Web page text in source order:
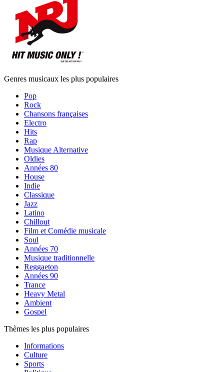
Genres musicaux les plus populaires
Pop
Rock
Chansons françaises
Electro
Hits
Rap
Musique Alternative
Oldies
Années 80
House
Indie
Classique
Jazz
Latino
Chillout
Film et Comédie musicale
Soul
Années 70
Musique traditionnelle
Reggaeton
Années 90
Trance
Heavy Metal
Ambient
Gospel
Thèmes les plus populaires
Informations
Culture
Sports